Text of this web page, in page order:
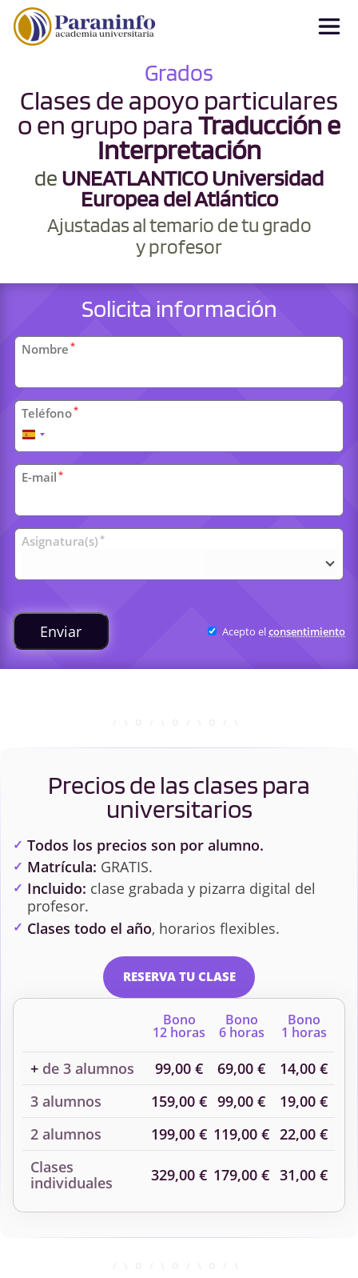
Grados
Clases de apoyo particulares
o en grupo para Traducción e
Interpretación
de UNEATLANTICO Universidad
Europea del Atlántico
Ajustadas al temario de tu grado
y profesor
Solicita información
Datos
personales
Nombre *
Teléfono*
España
+34
E-mail *
Clases
universitarias
Asignatura(s) *
Enviar Acepto elconsentimiento
Precios de las clases para
universitarios
Todos los precios son por alumno.
Matrícula: GRATIS.
Incluido: clase grabada y pizarra digital del
profesor.
Clases todo el año, horarios flexibles.
RESERVA TU CLASE
Bono
12 horas
Bono
6 horas
Bono
1 horas
+ de 3 alumnos 99,00 € 69,00 €
14,00 €
3 alumnos
159,00 € 99,00 €
19,00 €
2 alumnos
199,00 € 119,00 € 22,00 €
Clases
individuales
329,00 € 179,00 € 31,00 €